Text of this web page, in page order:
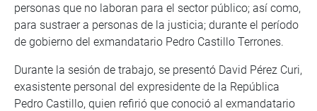
personas que no laboran para el sector público; así como,
para sustraer a personas de la justicia; durante el período
de gobierno del exmandatario Pedro Castillo Terrones.
Durante la sesión de trabajo, se presentó David Pérez Curi,
exasistente personal del expresidente de la República
Pedro Castillo, quien refirió que conoció al exmandatario